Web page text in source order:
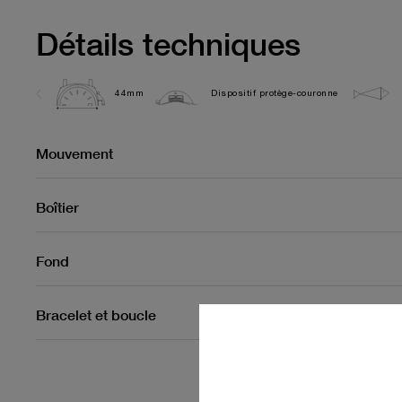
Détails techniques
44mm Dispositif protège-couronne
Mouvement
Boîtier
Fond
Bracelet et boucle